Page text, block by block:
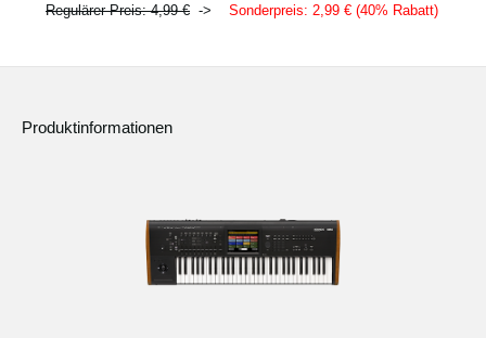
Regulärer Preis: 4,99 € -> Sonderpreis: 2,99 € (40% Rabatt)
Produktinformationen